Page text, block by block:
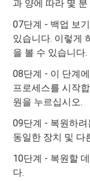
과 양에 따라 몇
07단계 - 백업 보
있습니다. 이렇게
을 볼 수 있습니다.
08단계 - 이 단계
프로세스를 시작
원을 누르십시오.
09단계 - 복원하
동일한 장치 및 다
10단계 - 복원할
다.